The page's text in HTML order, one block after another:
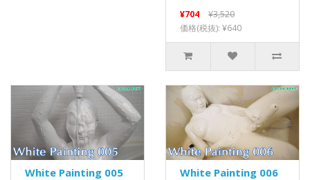
¥704
¥3,520
価格(税抜): ¥640
White Painting 005 White Painting 006